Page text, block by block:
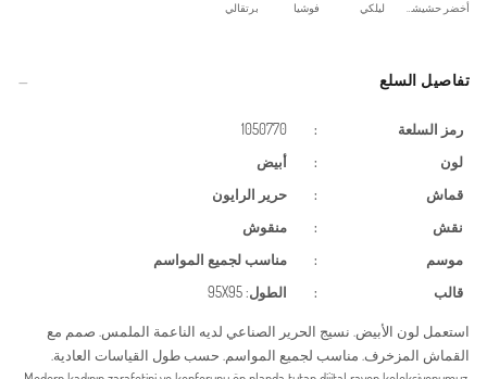
ليلكي فوشيا برتقالي
تفاصيل السلع
رمز السلعة :
1050770
لون
:
أبيض
قماش
:
حرير الرايون
نقش
:
منقوش
موسم
:
مناسب لجميع المواسم
قالب
: الطول: 95X95
استعمل لون الأبيض. نسيج الحرير الصناعي لديه الناعمة الملمس. صمم مع
القماش المزخرف. مناسب لجميع المواسم. حسب طول القياسات العادية.